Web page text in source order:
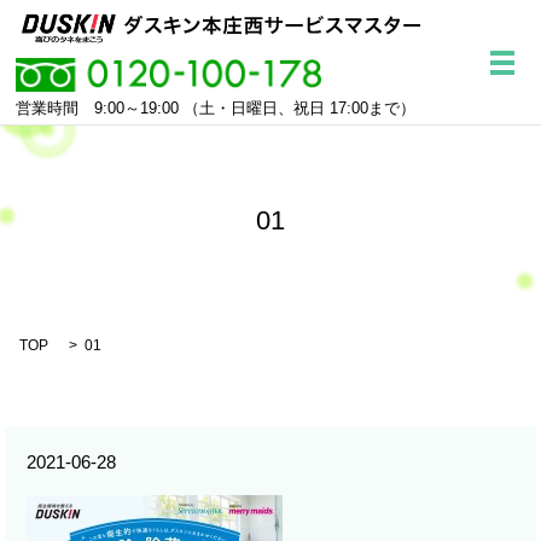
営業時間 9:00～19:00 （土・日曜日、祝日 17:00まで）
メ
01
TOP 01
2021-06-28